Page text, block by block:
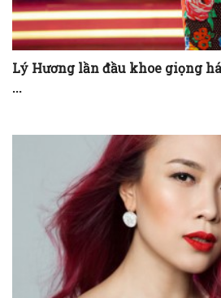
Lý Hương lần đầu khoe giọng
...